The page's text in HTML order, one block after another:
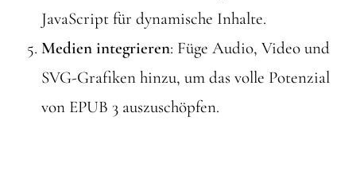
JavaScript für dynamische Inhalte.
Medien integrieren: Füge Audio, Video und
SVG-Grafiken hinzu, um das volle Potenzial
von EPUB 3 auszuschöpfen.